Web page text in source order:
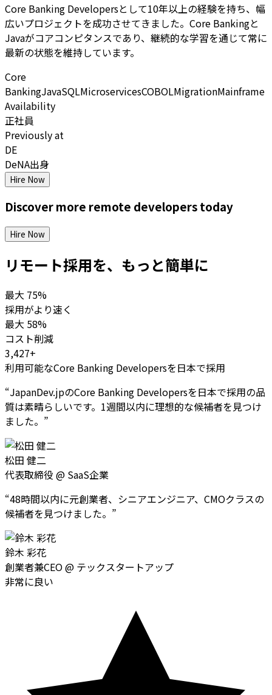
Core Banking Developersとして10年以上の経験を持ち、幅
広いプロジェクトを成功させてきました。Core Bankingと
Javaがコアコンピタンスであり、継続的な学習を通じて常に
最新の状態を維持しています。
Core
BankingJavaSQLMicroservicesCOBOLMigrationMainframe
Availability
正社員
Previously at
DE
DeNA出身
Hire Now
Discover more remote developerstoday
Hire Now
リモート採用を、もっと簡単に
最大 75%
採用がより速く
最大 58%
コスト削減
3,427+
利用可能なCore Banking Developersを日本で採用
“JapanDev.jpのCore Banking Developersを日本で採用の品
質は素晴らしいです。1週間以内に理想的な候補者を見つけ
ました。 ”
松田 健二
代表取締役 @ SaaS企業
“48時間以内に元創業者、シニアエンジニア、CMOクラスの
候補者を見つけました。 ”
鈴木 彩花
創業者兼CEO@ テックスタートアップ
非常に良い